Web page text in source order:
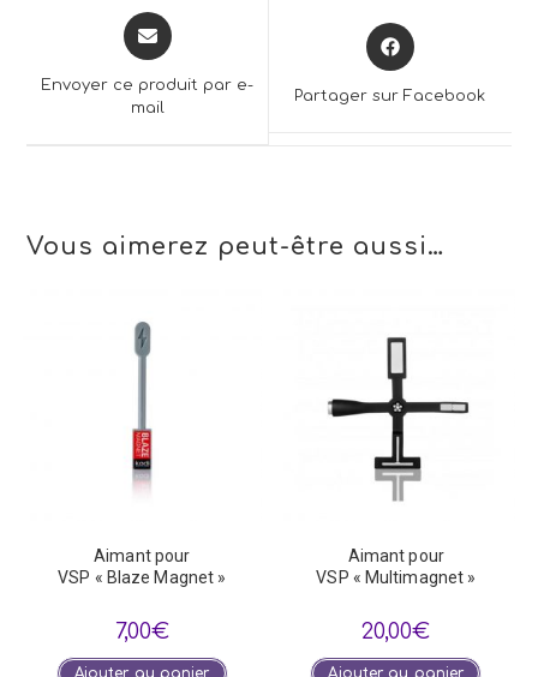
Opens
in
new
Envoyer ce produit par e-
mail
Opens
in
Partager sur Facebook
Vous aimerez peut-être aussi…
Aimant pour
VSP « Blaze Magnet »
7,00€
Ajouter au panier
Aimant pour
VSP « Multimagnet »
20,00€
Ajouter au panier